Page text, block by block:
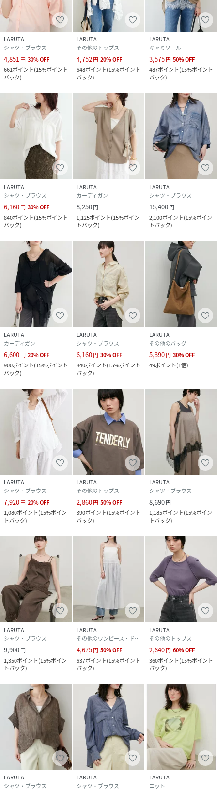
※着用、お取り扱いの際は、商品に付いている品質表示とア
テンションタグを必ずご確認ください。
【お気に入り登録でお得な情報がいっぱい】
・「商品のお気に入り登録」で再入荷通知や、ラスト1点の
通知、セール通知をいち早く受け取ることができます。
得な情報を受け取ることができます！
※店舗の入荷時期は商品によって異なります。
店頭の在庫状況につきましては各店舗にてお問い合わせくだ
※撮影時の光の関係で、画面上の画像と実際のお色とでは若
干の色差が生じる可能性がございます。
また、ご覧いただいているモニター画面や、お使いのブラウ
ザによっても、お色の違いがございますことをあらかじめご
了承くださいませ。
20260415
2026SS_natu
LARUTA
性別タイプ レディース
原産国
素材
オフ/ミント/ラベンダー/ネイビー コットン65%
ナイロン35% その他1 コットン70% ポリエステ
ル27% ポリウレタン3%
サイズ FREE
品番
RV2595_3061040380
3061040380-21-11 RV2595
LARUTA
シャツ・ブラウス
4,851円 30%OFF
661ポイント(15%ポイント
バック)
LARUTA
その他のトップス
4,752円 20%OFF
648ポイント(15%ポイント
バック)
LARUTA
キャミソール
3,575円 50%OFF
487ポイント(15%ポイント
バック)
LARUTA
シャツ・ブラウス
6,160円 30%OFF
840ポイント(15%ポイント
バック)
LARUTA
カーディガン
8,250円
1,125ポイント(15%ポイン
トバック)
LARUTA
シャツ・ブラウス
15,400円
2,100ポイント(15%ポイン
トバック)
LARUTA
カーディガン
6,600円 20%OFF
900ポイント(15%ポイント
バック)
LARUTA
シャツ・ブラウス
6,160円 30%OFF
840ポイント(15%ポイント
バック)
LARUTA
その他のバッグ
5,390円 30%OFF
49ポイント(1倍)
LARUTA
シャツ・ブラウス
7,920円 20%OFF
1,080ポイント(15%ポイン
トバック)
LARUTA
その他のトップス
2,860円 50%OFF
390ポイント(15%ポイント
バック)
LARUTA
シャツ・ブラウス
8,690円
1,185ポイント(15%ポイン
トバック)
LARUTA
シャツ・ブラウス
9,900円
1,350ポイント(15%ポイン
トバック)
LARUTA
その他のワンピース・ドレス
4,675円 50%OFF
637ポイント(15%ポイント
バック)
LARUTA
その他のトップス
2,640円 60%OFF
360ポイント(15%ポイント
バック)
LARUTA
シャツ・ブラウス
LARUTA
シャツ・ブラウス
LARUTA
ニット